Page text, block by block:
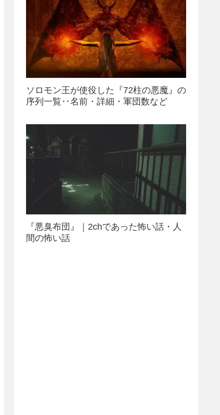
ソロモン王が使役した『72柱の悪魔』の
序列一覧‥名前・詳細・軍団数など
『悪臭布団』｜2chであった怖い話・人
間の怖い話